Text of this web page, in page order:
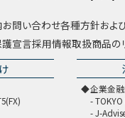
お問い合わせ各種方針およ
宣言採用情報取扱商品の
企業金融
J-